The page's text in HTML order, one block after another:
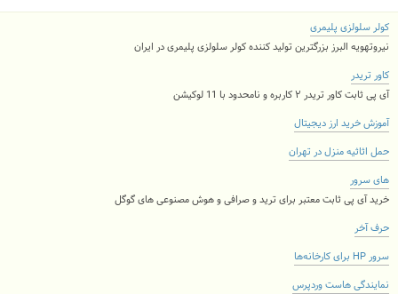
کولر سلولزی پلیمری
نیروتهویه البرز بزرگترین تولید کننده کولر سلولزی پلیمری در ایران
کاور تریدر
آی پی ثابت کاور تریدر ۲ کاربره و نامحدود با 11 لوکیشن
آموزش خرید ارز دیجیتال
حمل اثاثیه منزل در تهران
های سرور
خرید آی پی ثابت معتبر برای ترید و صرافی و هوش مصنوعی های گوگل
حرف آخر
سرور HP برای کارخانه‌ها
نمایندگی هاست وردپرس